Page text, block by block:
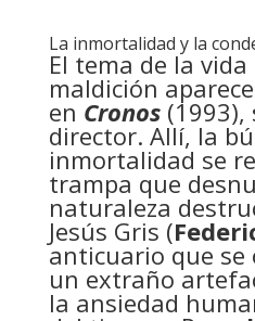
La inmortalidad y la
El tema de la
maldición
en Cronos(1993),
director. Allí, la
inmortalidad se
trampa que
naturaleza
Jesús Gris (
anticuario que se
un extraño
la ansiedad